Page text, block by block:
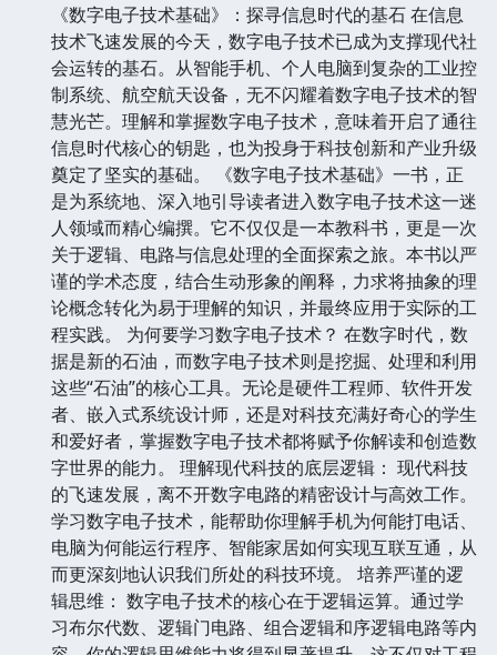
《数字电子技术基础》：探寻信息时代的基石 在信息
技术飞速发展的今天，数字电子技术已成为支撑现代社
会运转的基石。从智能手机、个人电脑到复杂的工业控
制系统、航空航天设备，无不闪耀着数字电子技术的智
慧光芒。理解和掌握数字电子技术，意味着开启了通往
信息时代核心的钥匙，也为投身于科技创新和产业升级
奠定了坚实的基础。 《数字电子技术基础》一书，正
是为系统地、深入地引导读者进入数字电子技术这一迷
人领域而精心编撰。它不仅仅是一本教科书，更是一次
关于逻辑、电路与信息处理的全面探索之旅。本书以严
谨的学术态度，结合生动形象的阐释，力求将抽象的理
论概念转化为易于理解的知识，并最终应用于实际的工
程实践。 为何要学习数字电子技术？ 在数字时代，数
据是新的石油，而数字电子技术则是挖掘、处理和利用
这些“石油”的核心工具。无论是硬件工程师、软件开发
者、嵌入式系统设计师，还是对科技充满好奇心的学生
和爱好者，掌握数字电子技术都将赋予你解读和创造数
字世界的能力。 理解现代科技的底层逻辑： 现代科技
的飞速发展，离不开数字电路的精密设计与高效工作。
学习数字电子技术，能帮助你理解手机为何能打电话、
电脑为何能运行程序、智能家居如何实现互联互通，从
而更深刻地认识我们所处的科技环境。 培养严谨的逻
辑思维： 数字电子技术的核心在于逻辑运算。通过学
习布尔代数、逻辑门电路、组合逻辑和序逻辑电路等内